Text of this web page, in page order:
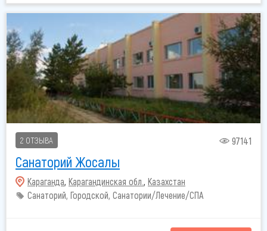
2 ОТЗЫВА 97141
Санаторий Жосалы
Караганда, Карагандинская обл. , Казахстан
Санаторий, Городской, Санатории/Лечение/СПА